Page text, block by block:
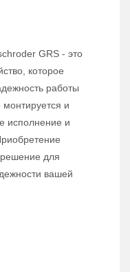
GRS - это
которое
работы
и
исполнение и
решение для
вашей